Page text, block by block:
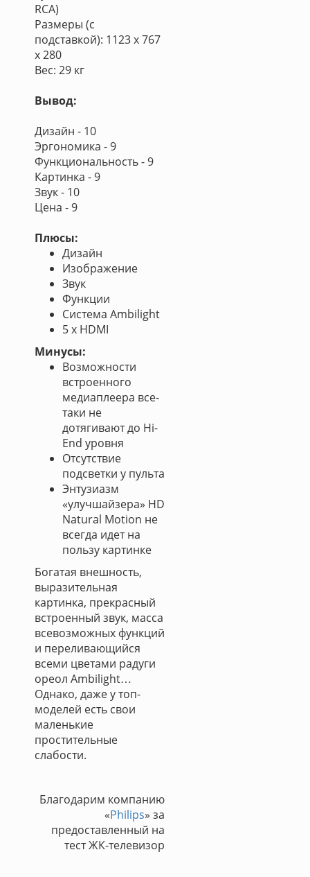
RCA)
Размеры (с
подставкой): 1123 х 767
х 280
Вес: 29 кг
Вывод:
Дизайн - 10
Эргономика - 9
Функциональность - 9
Картинка - 9
Звук - 10
Цена - 9
Плюсы:
Дизайн
Изображение
Звук
Функции
Система Ambilight
5 х HDMI
Минусы:
Возможности
встроенного
медиаплеера все-
таки не
дотягивают до Hi-
End уровня
Отсутствие
подсветки у пульта
Энтузиазм
«улучшайзера» HD
Natural Motion не
всегда идет на
пользу картинке
Богатая внешность,
выразительная
картинка, прекрасный
встроенный звук, масса
всевозможных функций
и переливающийся
всеми цветами радуги
ореол Ambilight…
Однако, даже у топ-
моделей есть свои
маленькие
простительные
слабости.
Благодарим компанию
«Philips» за
предоставленный на
тест ЖК-телевизор